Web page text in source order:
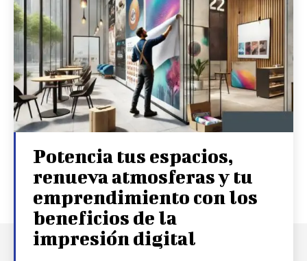
Potencia tus espacios,
renueva atmosferas y tu
emprendimiento con los
beneficios de la
impresión digital